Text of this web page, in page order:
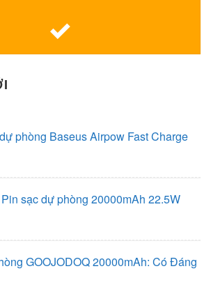
phòng Baseus Airpow Fast Charge
sạc dự phòng 20000mAh 22.5W
GOOJODOQ 20000mAh: Có Đáng